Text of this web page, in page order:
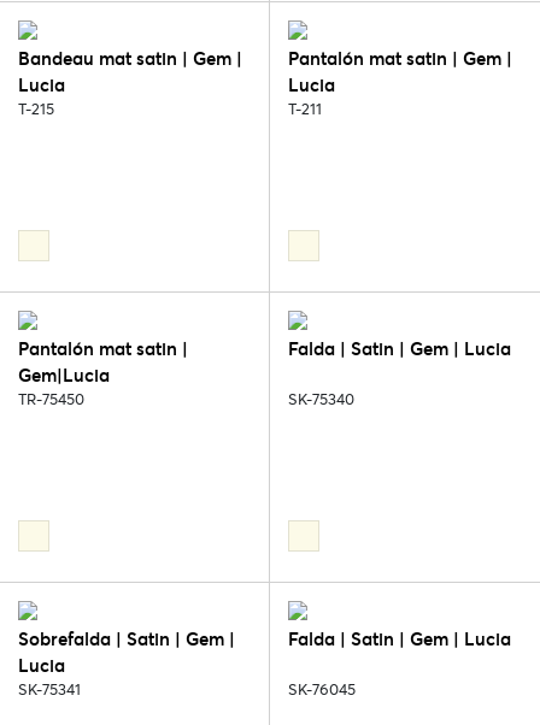
Bandeau mat satin | Gem |
Lucia
T-215
Pantalón mat satin | Gem |
Lucia
T-211
Pantalón mat satin |
Gem|Lucia
TR-75450
Falda | Satin | Gem | Lucia
SK-75340
Sobrefalda | Satin | Gem |
Lucia
SK-75341
Falda | Satin | Gem | Lucia
SK-76045